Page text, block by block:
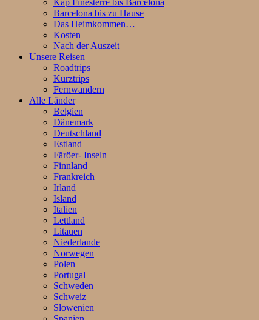
Kap Finesterre bis Barcelona
Barcelona bis zu Hause
Das Heimkommen…
Kosten
Nach der Auszeit
Unsere Reisen
Roadtrips
Kurztrips
Fernwandern
Alle Länder
Belgien
Dänemark
Deutschland
Estland
Färöer- Inseln
Finnland
Frankreich
Irland
Island
Italien
Lettland
Litauen
Niederlande
Norwegen
Polen
Portugal
Schweden
Schweiz
Slowenien